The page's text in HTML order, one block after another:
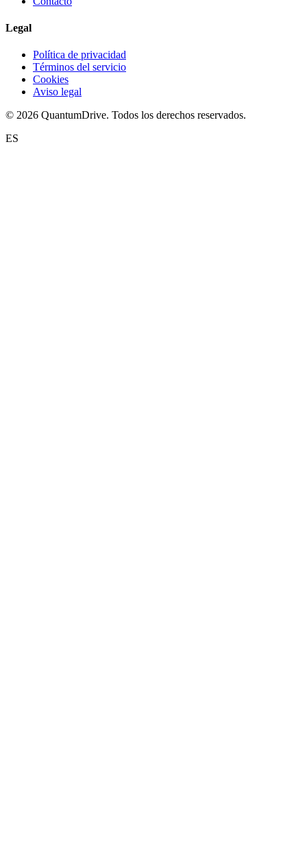
Legal
Política de privacidad
Términos del servicio
Cookies
Aviso legal
© 2026 QuantumDrive. Todos los derechos reservados.
ES